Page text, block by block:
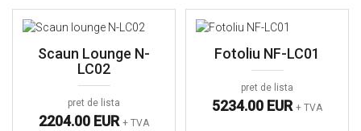
Scaun Lounge N-
LC02
pret de lista
2204.00 EUR + TVA
Fotoliu NF-LC01
pret de lista
5234.00 EUR + TVA